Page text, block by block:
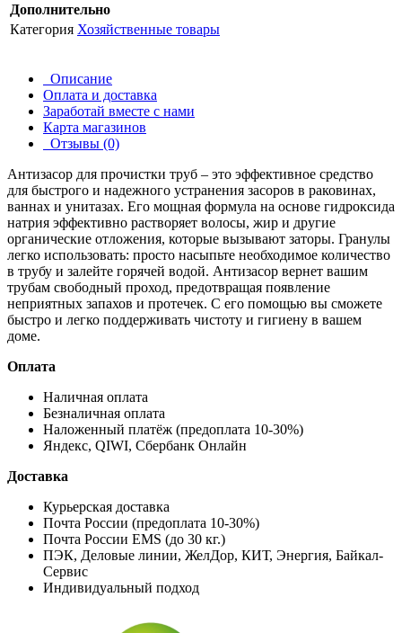
Дополнительно
Категория Хозяйственные товары
Описание
Оплата и доставка
Заработай вместе с нами
Карта магазинов
Отзывы (0)
Антизасор для прочистки труб – это эффективное средство
для быстрого и надежного устранения засоров в раковинах,
ваннах и унитазах. Его мощная формула на основе гидроксида
натрия эффективно растворяет волосы, жир и другие
органические отложения, которые вызывают заторы. Гранулы
легко использовать: просто насыпьте необходимое количество
в трубу и залейте горячей водой. Антизасор вернет вашим
трубам свободный проход, предотвращая появление
неприятных запахов и протечек. С его помощью вы сможете
быстро и легко поддерживать чистоту и гигиену в вашем
доме.
Оплата
Наличная оплата
Безналичная оплата
Наложенный платёж (предоплата 10-30%)
Яндекс, QIWI, Сбербанк Онлайн
Доставка
Курьерская доставка
Почта России (предоплата 10-30%)
Почта России EMS (до 30 кг.)
ПЭК, Деловые линии, ЖелДор, КИТ, Энергия, Байкал-
Сервис
Индивидуальный подход